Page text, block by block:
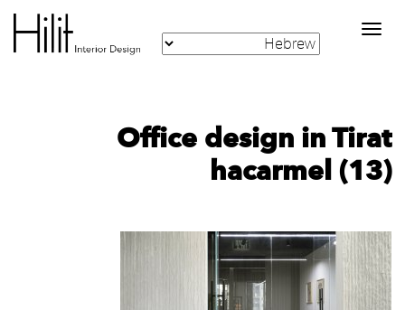
Toggle
navigation
Office design in Tirat
hacarmel (13)